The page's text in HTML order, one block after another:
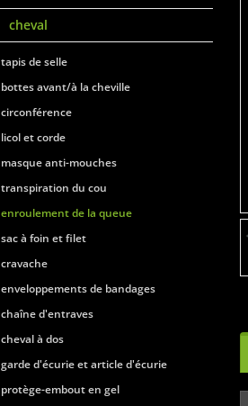
cheval
tapis de selle
bottes avant/à la cheville
circonférence
licol et corde
masque anti-mouches
transpiration du cou
enroulement de la queue
sac à foin et filet
cravache
enveloppements de bandages
chaîne d'entraves
cheval à dos
garde d'écurie et article d'écurie
protège-embout en gel